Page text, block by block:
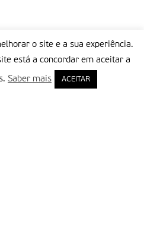
o site e a sua experiência.
está a concordar em aceitar a
Saber mais ACEITAR